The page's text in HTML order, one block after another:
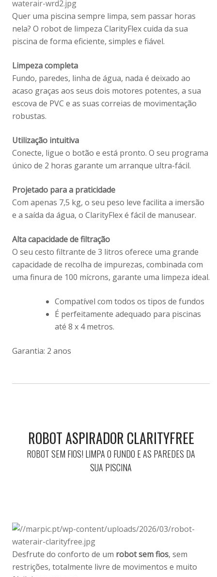
Quer uma piscina sempre limpa, sem passar horas
nela? O robot de limpeza ClarityFlex cuida da sua
piscina de forma eficiente, simples e fiável.
Limpeza completa
Fundo, paredes, linha de água, nada é deixado ao
acaso graças aos seus dois motores potentes, a sua
escova de PVC e as suas correias de movimentação
robustas.
Utilização intuitiva
Conecte, ligue o botão e está pronto. O seu programa
único de 2 horas garante um arranque ultra-fácil.
Projetado para a praticidade
Com apenas 7,5 kg, o seu peso leve facilita a imersão
e a saída da água, o ClarityFlex é fácil de manusear.
Alta capacidade de filtração
O seu cesto filtrante de 3 litros oferece uma grande
capacidade de recolha de impurezas, combinada com
uma finura de 100 mícrons, garante uma limpeza ideal.
Compatível com todos os tipos de fundos
É perfeitamente adequado para piscinas
até 8 x 4 metros.
Garantia: 2 anos
ROBOT ASPIRADOR CLARITYFREE
ROBOT SEM FIOS! LIMPA O FUNDO E AS PAREDES DA
SUA PISCINA
Desfrute do conforto de um robot sem fios, sem
restrições, totalmente livre de movimentos e muito